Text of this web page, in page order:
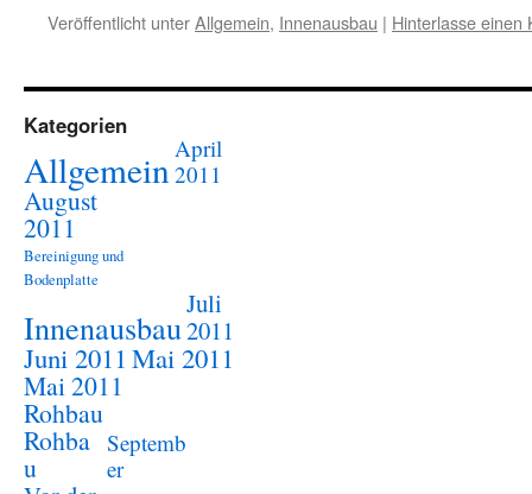
Veröffentlicht unterAllgemein, Innenausbau | Hinterlasse einen
Kategorien
AllgemeinApril
2011
August
2011
Bereinigung und
Bodenplatte
Innenausbau
Juli
2011
Juni 2011 Mai 2011
Mai 2011
Rohbau
Rohba
u
Septemb
er